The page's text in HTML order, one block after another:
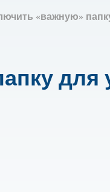
«важную»
для